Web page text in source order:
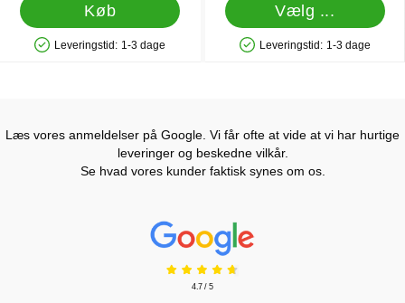
Køb
Produkttilgængelighed: På lager
Leveringstid: 1-3 dage
Vælg ...
Produkttilgængelighed: På lager
Leveringstid: 1-3 dage
Læs vores anmeldelser på Google. Vi får ofte at vide at vi har hurtige
leveringer og beskedne vilkår.
Se hvad vores kunder faktisk synes om os.
Prisjakt Anmeldelser: 4.7 Stjerne
4.7 / 5